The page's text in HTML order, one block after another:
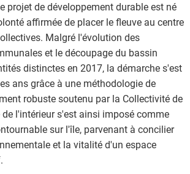
projet de développement durable est né
affirmée de placer le fleuve au centre
Malgré l'évolution des
et le découpage du bassin
distinctes en 2017, la démarche s'est
ans grâce à une méthodologie de
robuste soutenu par la Collectivité de
de l'intérieur s'est ainsi imposé comme
sur l'île, parvenant à concilier
et la vitalité d'un espace